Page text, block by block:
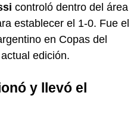
controló dentro del área
establecer el 1-0. Fue el
en Copas del
edición.
y llevó el